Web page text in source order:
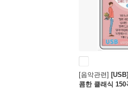
[음악관련]
콤한 클래식 150